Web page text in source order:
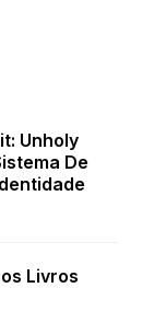
Unholy
De
Livros